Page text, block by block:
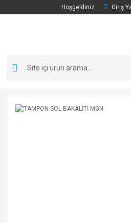
Hoşgeldiniz Giriş